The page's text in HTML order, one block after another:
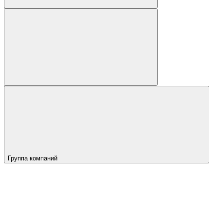
Группа компаний